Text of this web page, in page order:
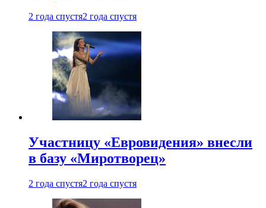
2 года спустя2 года спустя
Участницу «Евровидения» внесли
в базу «Миротворец»
2 года спустя2 года спустя